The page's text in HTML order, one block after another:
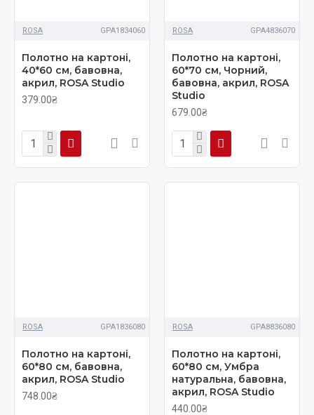
ROSA GPA1834060
Полотно на картоні,
40*60 см, бавовна,
акрил, ROSA Studio
379.00₴
ROSA GPA4836070
Полотно на картоні,
60*70 см, Чорний,
бавовна, акрил, ROSA
Studio
679.00₴
ROSA GPA1836080
Полотно на картоні,
60*80 см, бавовна,
акрил, ROSA Studio
748.00₴
ROSA GPA8836080
Полотно на картоні,
60*80 см, Умбра
натуральна, бавовна,
акрил, ROSA Studio
440.00₴